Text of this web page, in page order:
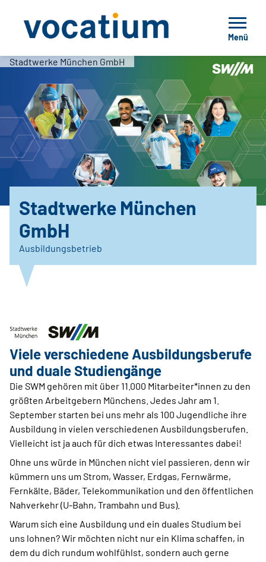
Menü
Stadtwerke München GmbH
Stadtwerke München
GmbH
Ausbildungsbetrieb
Viele verschiedene Ausbildungsberufe
und duale Studiengänge
Die SWM gehören mit über 11.000 Mitarbeiter*innen zu den
größten Arbeitgebern Münchens. Jedes Jahr am 1.
September starten bei uns mehr als 100 Jugendliche ihre
Ausbildung in vielen verschiedenen Ausbildungsberufen.
Vielleicht ist ja auch für dich etwas Interessantes dabei!
Ohne uns würde in München nicht viel passieren, denn wir
kümmern uns um Strom, Wasser, Erdgas, Fernwärme,
Fernkälte, Bäder, Telekommunikation und den öffentlichen
Nahverkehr (U-Bahn, Trambahn und Bus).
Warum sich eine Ausbildung und ein duales Studium bei
uns lohnen? Wir möchten nicht nur ein Klima schaffen, in
dem du dich rundum wohlfühlst, sondern auch gerne